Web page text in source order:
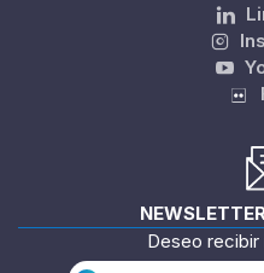
Deseo